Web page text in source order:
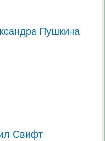
Пушкина
Свифт